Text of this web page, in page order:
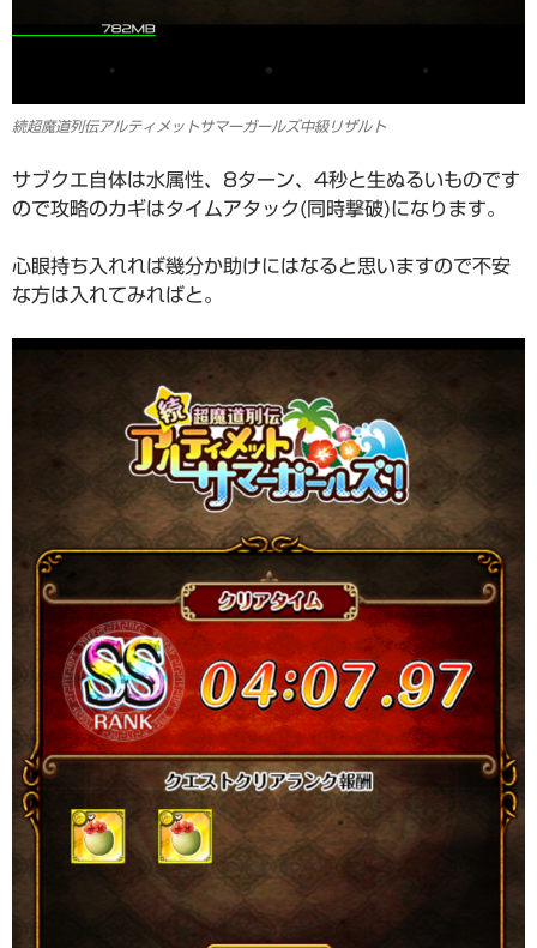
続超魔道列伝アルティメットサマーガールズ中級リザルト
サブクエ自体は水属性、8ターン、4秒と生ぬるいものです
ので攻略のカギはタイムアタック(同時撃破)になります。
心眼持ち入れれば幾分か助けにはなると思いますので不安
な方は入れてみればと。